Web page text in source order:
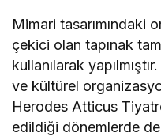
Mimari tasarımındaki
çekici olan tapınak
kullanılarak
ve kültürel
Herodes Atticus
edildiği dönemlerde de